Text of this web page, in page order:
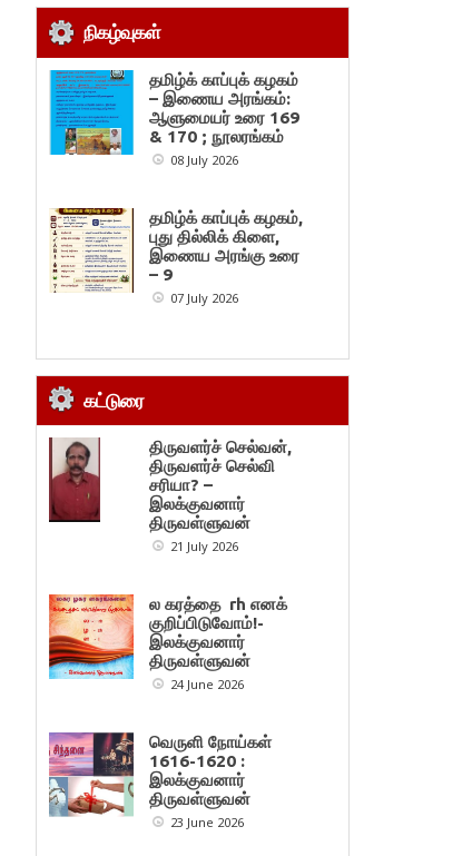
நிகழ்வுகள்
தமிழ்க் காப்புக் கழகம்
– இணைய அரங்கம்:
ஆளுமையர் உரை 169
& 170 ; நூலரங்கம்
08 July 2026
தமிழ்க் காப்புக் கழகம்,
புது தில்லிக் கிளை,
இணைய அரங்கு உரை
– 9
07 July 2026
கட்டுரை
திருவளர்ச் செல்வன்,
திருவளர்ச் செல்வி
சரியா? –
இலக்குவனார்
திருவள்ளுவன்
21 July 2026
ல கரத்தை rh எனக்
குறிப்பிடுவோம்!-
இலக்குவனார்
திருவள்ளுவன்
24 June 2026
வெருளி நோய்கள்
1616-1620 :
இலக்குவனார்
திருவள்ளுவன்
23 June 2026